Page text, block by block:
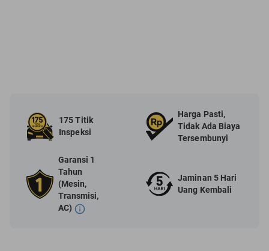
175 Titik
Inspeksi
Harga Pasti,
Tidak Ada Biaya
Tersembunyi
Garansi 1
Tahun
(Mesin,
Transmisi,
AC)
Jaminan 5 Hari
Uang Kembali